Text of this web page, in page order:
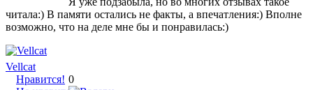
читала:) В памяти остались не факты, а впечатления:) Вполне
возможно, что на деле мне бы и понравилась:)
Vellcat
Нравится! 0